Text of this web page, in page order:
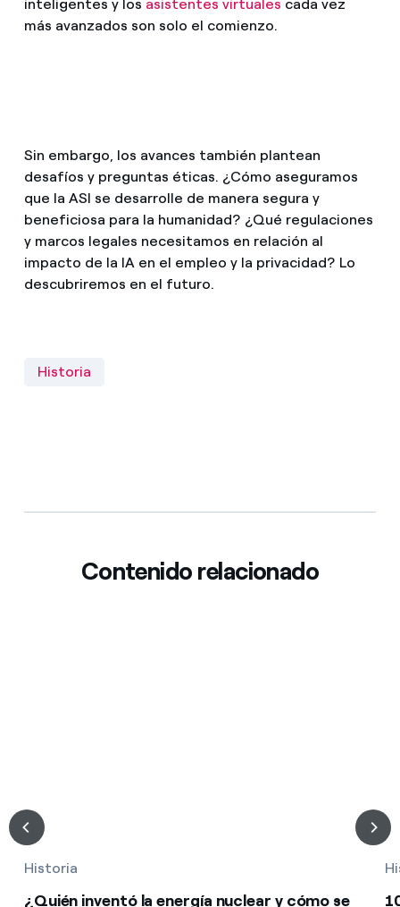
inteligentes y los asistentes virtuales cada vez
más avanzados son solo el comienzo.
Sin embargo, los avances también plantean
desafíos y preguntas éticas. ¿Cómo aseguramos
que la ASI se desarrolle de manera segura y
beneficiosa para la humanidad? ¿Qué regulaciones
y marcos legales necesitamos en relación al
impacto de la IA en el empleo y la privacidad? Lo
descubriremos en el futuro.
Historia
Contenido relacionado
Historia
¿Quién inventó la energía nuclear y cómo se